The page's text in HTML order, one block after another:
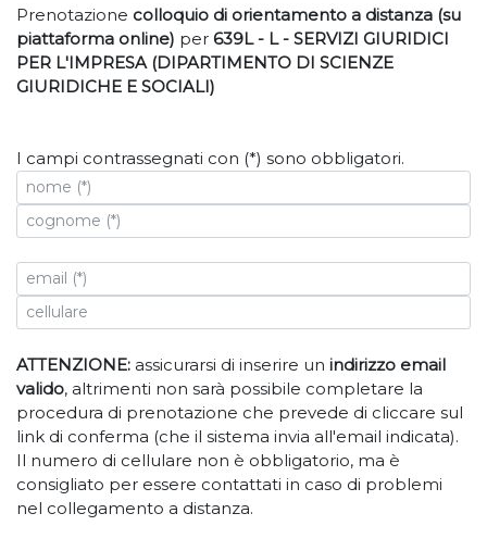
Prenotazione colloquio di orientamento a distanza (su
piattaforma online) per 639L - L - SERVIZI GIURIDICI
PER L'IMPRESA (DIPARTIMENTO DI SCIENZE
GIURIDICHE E SOCIALI)
I campi contrassegnati con (*) sono obbligatori.
ATTENZIONE: assicurarsi di inserire un indirizzo email
valido, altrimenti non sarà possibile completare la
procedura di prenotazione che prevede di cliccare sul
link di conferma (che il sistema invia all'email indicata).
Il numero di cellulare non è obbligatorio, ma è
consigliato per essere contattati in caso di problemi
nel collegamento a distanza.